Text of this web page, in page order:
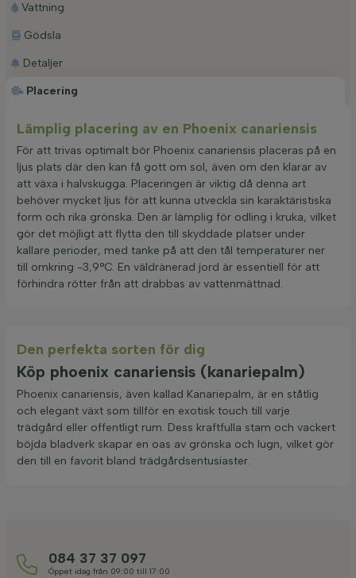
Placering
Vattning
Gödsla
Detaljer
Lämplig placering av en Phoenix canariensis
För att trivas optimalt bör Phoenix canariensis placeras på en
ljus plats där den kan få gott om sol, även om den klarar av
att växa i halvskugga. Placeringen är viktig då denna art
behöver mycket ljus för att kunna utveckla sin karaktäristiska
form och rika grönska. Den är lämplig för odling i kruka, vilket
gör det möjligt att flytta den till skyddade platser under
kallare perioder, med tanke på att den tål temperaturer ner
till omkring -3,9°C. En väldränerad jord är essentiell för att
förhindra rötter från att drabbas av vattenmättnad.
Den perfekta sorten för dig
Köp phoenix canariensis (kanariepalm)
Phoenix canariensis, även kallad Kanariepalm, är en ståtlig
och elegant växt som tillför en exotisk touch till varje
trädgård eller offentligt rum. Dess kraftfulla stam och vackert
böjda bladverk skapar en oas av grönska och lugn, vilket gör
den till en favorit bland trädgårdsentusiaster.
084 37 37 097
Öppet idag från 09:00 till 17:00